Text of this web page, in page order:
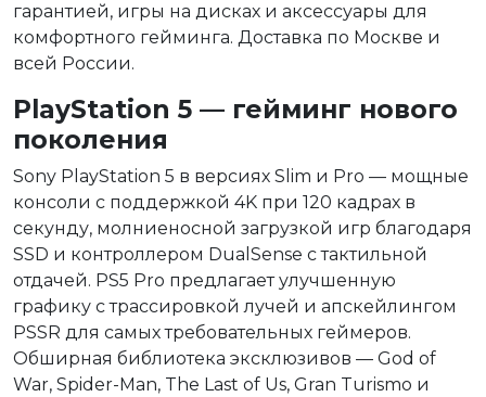
гарантией, игры на дисках и аксессуары для
комфортного гейминга. Доставка по Москве и
всей России.
PlayStation 5 — гейминг нового
поколения
Sony PlayStation 5 в версиях Slim и Pro — мощные
консоли с поддержкой 4K при 120 кадрах в
секунду, молниеносной загрузкой игр благодаря
SSD и контроллером DualSense с тактильной
отдачей. PS5 Pro предлагает улучшенную
графику с трассировкой лучей и апскейлингом
PSSR для самых требовательных геймеров.
Обширная библиотека эксклюзивов — God of
War, Spider-Man, The Last of Us, Gran Turismo и